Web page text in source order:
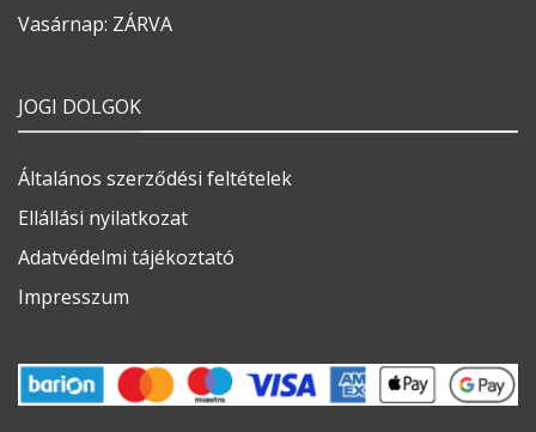
Vasárnap: ZÁRVA
JOGI DOLGOK
Általános szerződési feltételek
Ellállási nyilatkozat
Adatvédelmi tájékoztató
Impresszum